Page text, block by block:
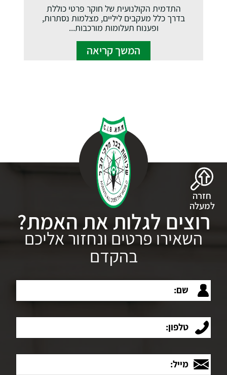
התדמית הקולנועית של חוקר פרטי כוללת
בדרך כלל מעקבים ליליים, מצלמות נסתרות,
ופענוח תעלומות מורכבות...
המשך קריאה
חזרה
למעלה
רוצים לגלות את האמת?
השאירו פרטים ונחזור אליכם
בהקדם
שם:
טלפון:
מייל: